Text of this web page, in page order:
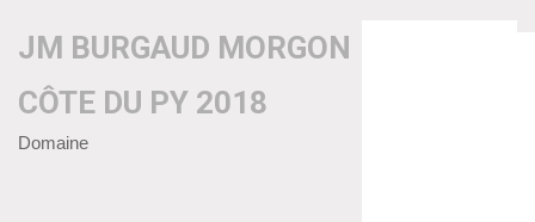
JM BURGAUD MORGON
CÔTE DU PY 2018
Domaine